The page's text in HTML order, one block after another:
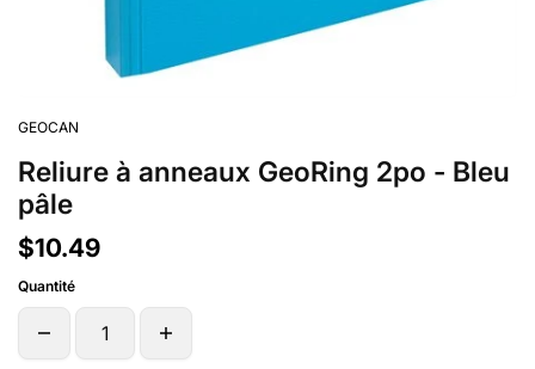
GEOCAN
Reliure à anneaux GeoRing 2po - Bleu
pâle
$10.49
Quantité